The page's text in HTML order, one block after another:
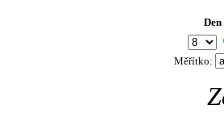
Den
Měřítko: